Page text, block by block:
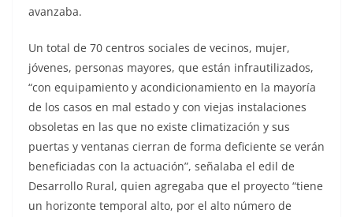
avanzaba.
Un total de 70 centros sociales de vecinos, mujer,
jóvenes, personas mayores, que están infrautilizados,
“con equipamiento y acondicionamiento en la mayoría
de los casos en mal estado y con viejas instalaciones
obsoletas en las que no existe climatización y sus
puertas y ventanas cierran de forma deficiente se verán
beneficiadas con la actuación”, señalaba el edil de
Desarrollo Rural, quien agregaba que el proyecto “tiene
un horizonte temporal alto, por el alto número de